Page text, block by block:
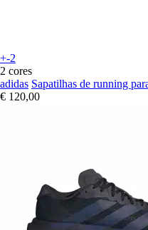
+-2
2 cores
adidas Sapatilhas de running
€ 120,00